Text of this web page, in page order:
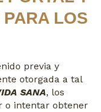
LOS
previa y
otorgada a tal
SANA, los
o intentar obtener